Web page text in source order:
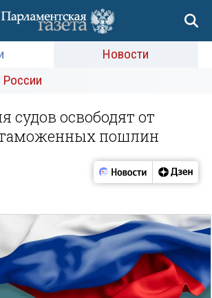
Новости
России
судов освободят от
пошлин